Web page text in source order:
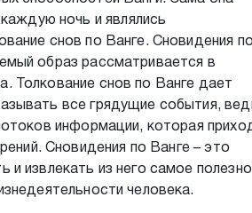
ночь и являлись
снов по Ванге. Сновидения по
образ рассматривается в
Толкование снов по Ванге дает
все грядущие события,
информации, которая
Сновидения по Ванге – это
извлекать из него самое
человека.